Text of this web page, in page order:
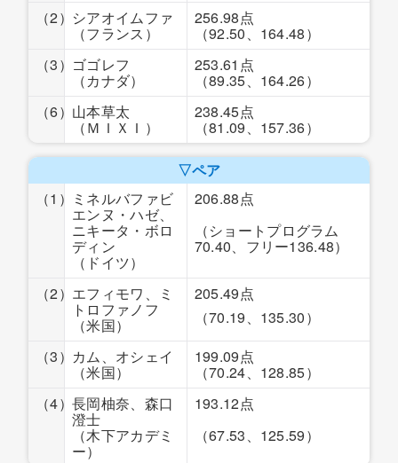
（2） シアオイムファ
（フランス）
256.98点
（92.50、164.48）
（3） ゴゴレフ
（カナダ）
253.61点
（89.35、164.26）
（6） 山本草太
（ＭＩＸＩ）
238.45点
（81.09、157.36）
▽ペア
（1） ミネルバファビ
エンヌ・ハゼ、
ニキータ・ボロ
ディン
（ドイツ）
206.88点
（ショートプログラム
70.40、フリー136.48）
（2） エフィモワ、ミ
トロファノフ
（米国）
205.49点
（70.19、135.30）
（3） カム、オシェイ
（米国）
199.09点
（70.24、128.85）
（4）長岡柚奈、森口
澄士
（木下アカデミ
ー）
193.12点
（67.53、125.59）